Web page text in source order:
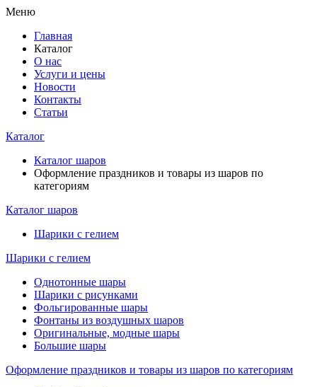
Меню
Главная
Каталог
О нас
Услуги и цены
Новости
Контакты
Статьи
Каталог
Каталог шаров
Оформление праздников и товары из шаров по
категориям
Каталог шаров
Шарики с гелием
Шарики с гелием
Однотонные шары
Шарики с рисунками
Фольгированные шары
Фонтаны из воздушных шаров
Оригинальные, модные шары
Большие шары
Оформление праздников и товары из шаров по категориям